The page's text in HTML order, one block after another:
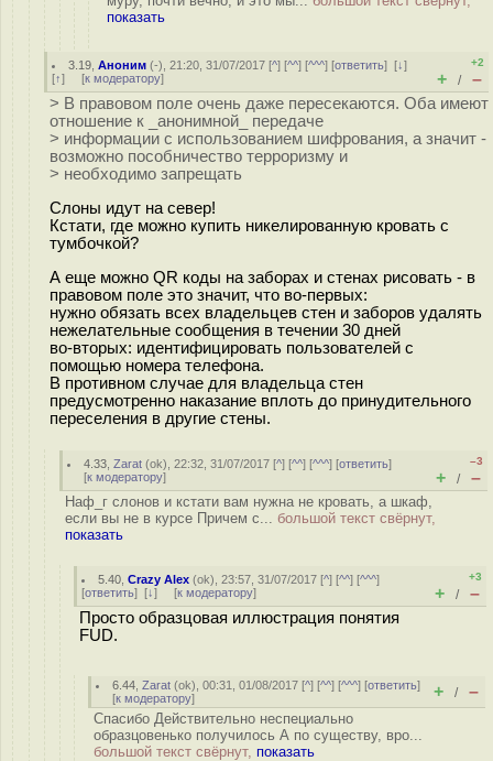
показать
3.19 ,Аноним (-), 21:20, 31/07/2017 [^] [^^] [^^^] [ответить][↓]
[↑] [к модератору]
+2
+ / –
> В правовом поле очень даже пересекаются. Оба имеют
отношение к _анонимной_ передаче
> информации с использованием шифрования, а значит -
возможно пособничество терроризму и
> необходимо запрещать
Слоны идут на север!
Кстати, где можно купить никелированную кровать с
тумбочкой?
А еще можно QR коды на заборах и стенах рисовать - в
правовом поле это значит, что во-первых:
нужно обязать всех владельцев стен и заборов удалять
нежелательные сообщения в течении 30 дней
во-вторых: идентифицировать пользователей с
помощью номера телефона.
В противном случае для владельца стен
предусмотренно наказание вплоть до принудительного
переселения в другие стены.
4.33 ,Zarat (ok), 22:32, 31/07/2017 [^] [^^] [^^^] [ответить]
[к модератору]
–3
+ / –
Наф_г слонов и кстати вам нужна не кровать, а шкаф,
если вы не в курсе Причем с... большой текст свёрнут,
показать
5.40 ,Crazy Alex (ok), 23:57, 31/07/2017 [^] [^^] [^^^]
[ответить] [↓] [к модератору]
+3
+ / –
Просто образцовая иллюстрация понятия
FUD.
6.44 ,Zarat (ok), 00:31, 01/08/2017 [^] [^^] [^^^] [ответить]
[к модератору] + / –
Спасибо Действительно неспециально
образцовенько получилось А по существу, вро...
большой текст свёрнут, показать